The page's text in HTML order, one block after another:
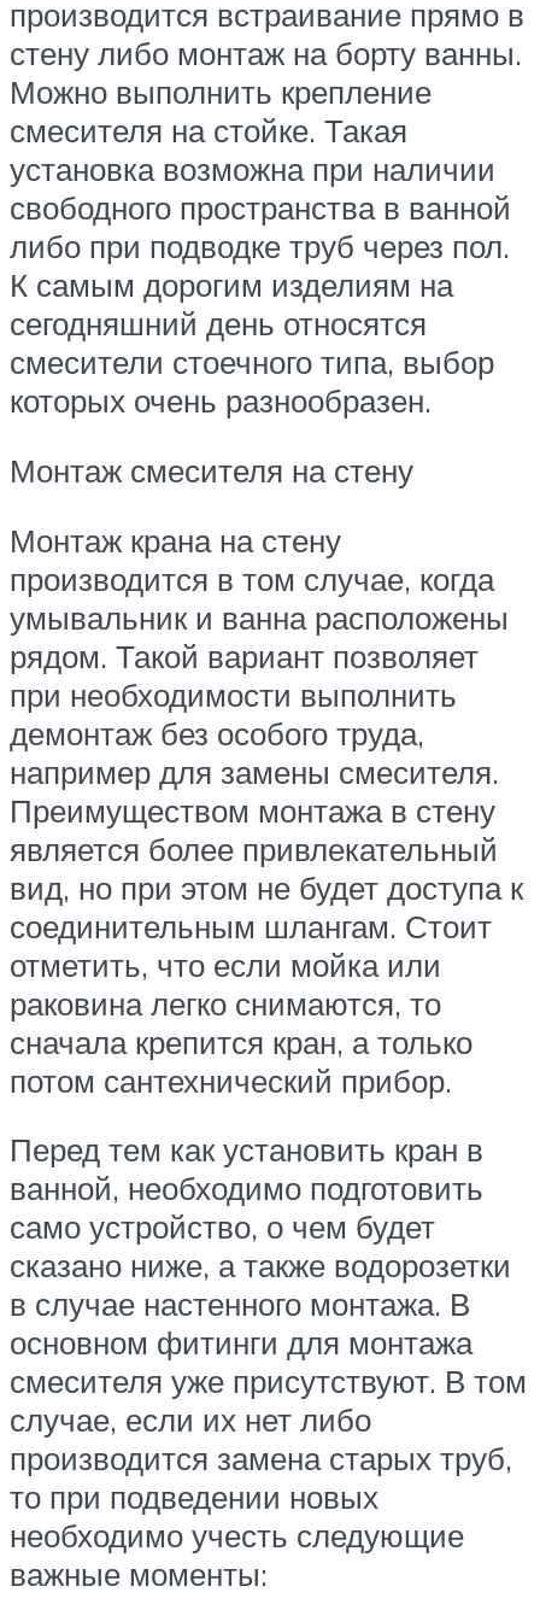
производится встраивание прямо в
стену либо монтаж на борту ванны.
Можно выполнить крепление
смесителя на стойке. Такая
установка возможна при наличии
свободного пространства в ванной
либо при подводке труб через пол.
К самым дорогим изделиям на
сегодняшний день относятся
смесители стоечного типа, выбор
которых очень разнообразен.
Монтаж смесителя на стену
Монтаж крана на стену
производится в том случае, когда
умывальник и ванна расположены
рядом. Такой вариант позволяет
при необходимости выполнить
демонтаж без особого труда,
например для замены смесителя.
Преимуществом монтажа в стену
является более привлекательный
вид, но при этом не будет доступа к
соединительным шлангам. Стоит
отметить, что если мойка или
раковина легко снимаются, то
сначала крепится кран, а только
потом сантехнический прибор.
Перед тем как установить кран в
ванной, необходимо подготовить
само устройство, о чем будет
сказано ниже, а также водорозетки
в случае настенного монтажа. В
основном фитинги для монтажа
смесителя уже присутствуют. В том
случае, если их нет либо
производится замена старых труб,
то при подведении новых
необходимо учесть следующие
важные моменты: